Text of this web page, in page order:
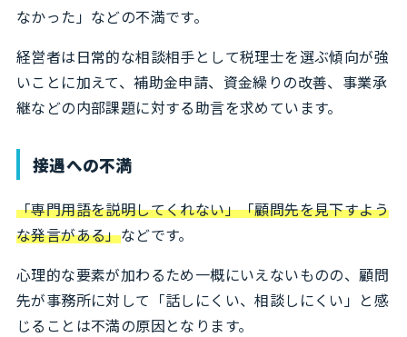
なかった」などの不満です。
経営者は日常的な相談相手として税理士を選ぶ傾向が強
いことに加えて、補助金申請、資金繰りの改善、事業承
継などの内部課題に対する助言を求めています。
接遇への不満
「専門用語を説明してくれない」「顧問先を見下すよう
な発言がある」などです。
心理的な要素が加わるため一概にいえないものの、顧問
先が事務所に対して「話しにくい、相談しにくい」と感
じることは不満の原因となります。